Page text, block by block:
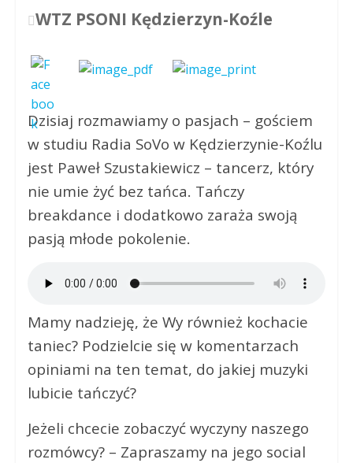
WTZ PSONI Kędzierzyn-Koźle
Dzisiaj rozmawiamy o pasjach – gościem
w studiu Radia SoVo w Kędzierzynie-Koźlu
jest Paweł Szustakiewicz – tancerz, który
nie umie żyć bez tańca. Tańczy
breakdance i dodatkowo zaraża swoją
pasją młode pokolenie.
Mamy nadzieję, że Wy również kochacie
taniec? Podzielcie się w komentarzach
opiniami na ten temat, do jakiej muzyki
lubicie tańczyć?
Jeżeli chcecie zobaczyć wyczyny naszego
rozmówcy? – Zapraszamy na jego social